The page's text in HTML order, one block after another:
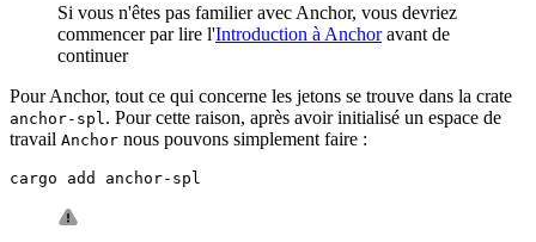
Si vous n'êtes pas familier avec Anchor, vous devriez
commencer par lire l'Introduction à Anchoravant de
continuer
Pour Anchor, tout ce qui concerne les jetons se trouve dans la crate
anchor-spl . Pour cette raison, après avoir initialisé un espace de
travail Anchor nous pouvons simplement faire :
cargo add anchor-spl